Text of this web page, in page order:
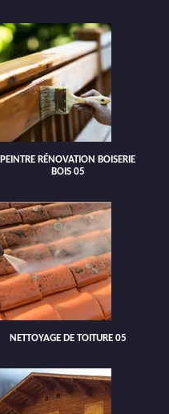
PEINTRE RÉNOVATION BOISERIE
BOIS 05
NETTOYAGE DE TOITURE 05